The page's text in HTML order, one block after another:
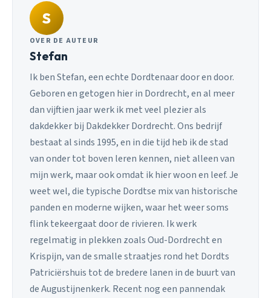
S
OVER DE AUTEUR
Stefan
Ik ben Stefan, een echte Dordtenaar door en door.
Geboren en getogen hier in Dordrecht, en al meer
dan vijftien jaar werk ik met veel plezier als
dakdekker bij Dakdekker Dordrecht. Ons bedrijf
bestaat al sinds 1995, en in die tijd heb ik de stad
van onder tot boven leren kennen, niet alleen van
mijn werk, maar ook omdat ik hier woon en leef. Je
weet wel, die typische Dordtse mix van historische
panden en moderne wijken, waar het weer soms
flink tekeergaat door de rivieren. Ik werk
regelmatig in plekken zoals Oud-Dordrecht en
Krispijn, van de smalle straatjes rond het Dordts
Patriciërshuis tot de bredere lanen in de buurt van
de Augustijnenkerk. Recent nog een pannendak